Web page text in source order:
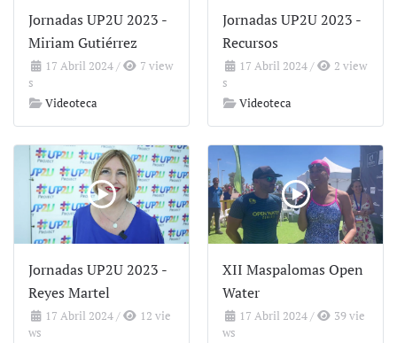
Jornadas UP2U 2023 -
Miriam Gutiérrez
17 Abril 2024/
7 view
s
Videoteca
Jornadas UP2U 2023 -
Recursos
17 Abril 2024/
2 view
s
Videoteca
Jornadas UP2U 2023 -
Reyes Martel
17 Abril 2024/
12 vie
ws
XII Maspalomas Open
Water
17 Abril 2024/
39 vie
ws